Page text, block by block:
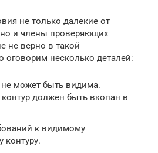
не только далекие от
но и члены проверяющих
не верно в такой
оговорим несколько деталей:
не может быть видима.
должен быть вкопан в
к видимому